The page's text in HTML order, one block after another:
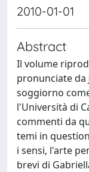
2010-01-01
Abstract
Il volume
pronunciate da
soggiorno
l'Università di
commenti da
temi in
i sensi, l'arte
brevi di